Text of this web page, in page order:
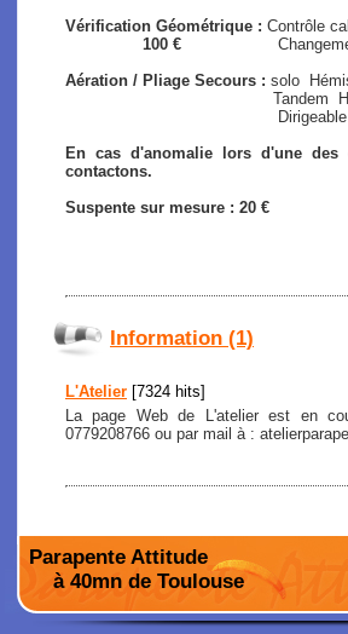
Vérification Géométrique : Contrôle
100 € Changement
Aération / Pliage Secours : solo
Tandem
Dirigeable / Type
En cas d'anomalie lors d'une
contactons.
Suspente sur mesure : 20 €
Information (1)
L'Atelier [7324 hits]
La page Web de L'atelier est en
0779208766 ou par mail à :
Parapente Attitude
à 40mn de Toulouse